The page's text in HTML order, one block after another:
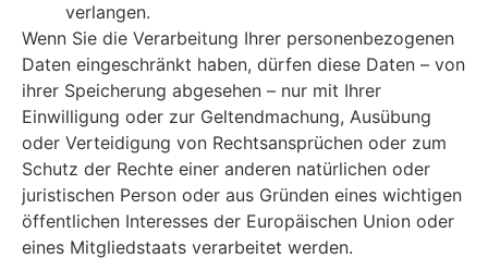
verlangen.
Wenn Sie die Verarbeitung Ihrer personenbezogenen
Daten eingeschränkt haben, dürfen diese Daten – von
ihrer Speicherung abgesehen – nur mit Ihrer
Einwilligung oder zur Geltendmachung, Ausübung
oder Verteidigung von Rechtsansprüchen oder zum
Schutz der Rechte einer anderen natürlichen oder
juristischen Person oder aus Gründen eines wichtigen
öffentlichen Interesses der Europäischen Union oder
eines Mitgliedstaats verarbeitet werden.